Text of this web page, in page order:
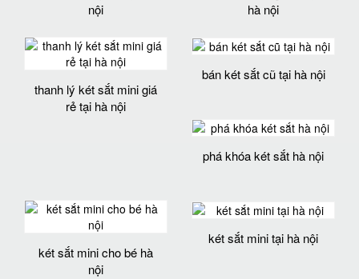
nội
hà nội
thanh lý két sắt mini giá
rẻ tại hà nội
bán két sắt cũ tại hà nội
phá khóa két sắt hà nội
két sắt mini cho bé hà
nội
két sắt mini tại hà nội